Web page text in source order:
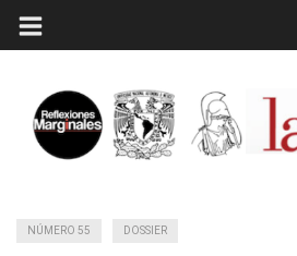
NÚMERO 55 DOSSIER